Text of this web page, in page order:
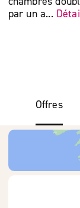
par un a...
Offres